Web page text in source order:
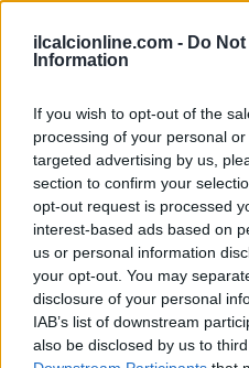
ilcalcionline.com - Do
Information
If you wish to opt-out of the
processing of your personal
targeted advertising by us,
section to confirm your
opt-out request is processed
interest-based ads based on
us or personal information
your opt-out. You may
disclosure of your personal
IAB’s list of downstream
also be disclosed by us to
AUTORE
Andrea
Andrea Conforti,
casual e naturale,
trasforma dati e
quando annotò la
Stadio Olimpico
quell'appunto
che propugna
critico. Dettaglio
under15 al Chieri